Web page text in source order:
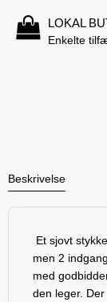
LOKAL
Enkelte
Beskrivelse
Et sjovt
men 2
med
den leger.